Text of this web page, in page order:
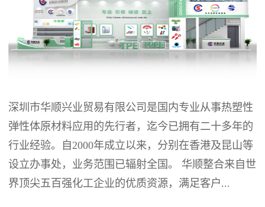
深圳市华顺兴业贸易有限公司是国内专业从事热塑性
弹性体原材料应用的先行者，迄今已拥有二十多年的
行业经验。自2000年成立以来，分别在香港及昆山等
设立办事处，业务范围已辐射全国。 华顺整合来自世
界顶尖五百强化工企业的优质资源，满足客户...